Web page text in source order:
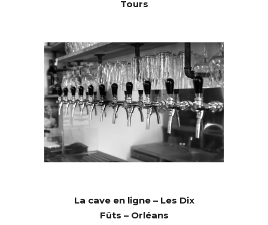
Tours
La cave en ligne – Les Dix
Fûts – Orléans